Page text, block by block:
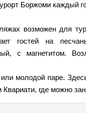
Боржоми каждый
возможен для
гостей на
с магнетитом.
молодой паре.
где можно